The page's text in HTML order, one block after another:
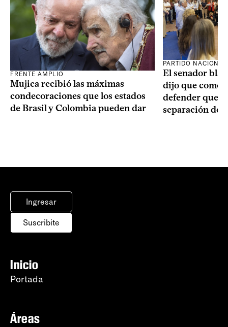
FRENTE AMPLIO
Mujica recibió las máximas
condecoraciones que los estados
de Brasil y Colombia pueden dar
PARTIDO NACIONAL
El senador
dijo que como
defender que
separación de
Ingresar
Suscribite
Inicio
Portada
Áreas